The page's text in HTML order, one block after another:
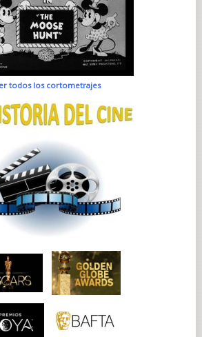
todos los cortometrajes